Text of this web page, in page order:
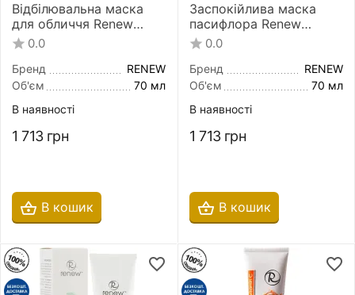
Відбілювальна маска
для обличчя Renew
Whitening Depigmenting
Mask 70 мл
0.0
Бренд
RENEW
Об'єм
70 мл
В наявності
1 713 грн
В кошик
Заспокійлива маска
пасифлора Renew
Gentle Mask Passiflora
70 мл
0.0
Бренд
RENEW
Об'єм
70 мл
В наявності
1 713 грн
В кошик